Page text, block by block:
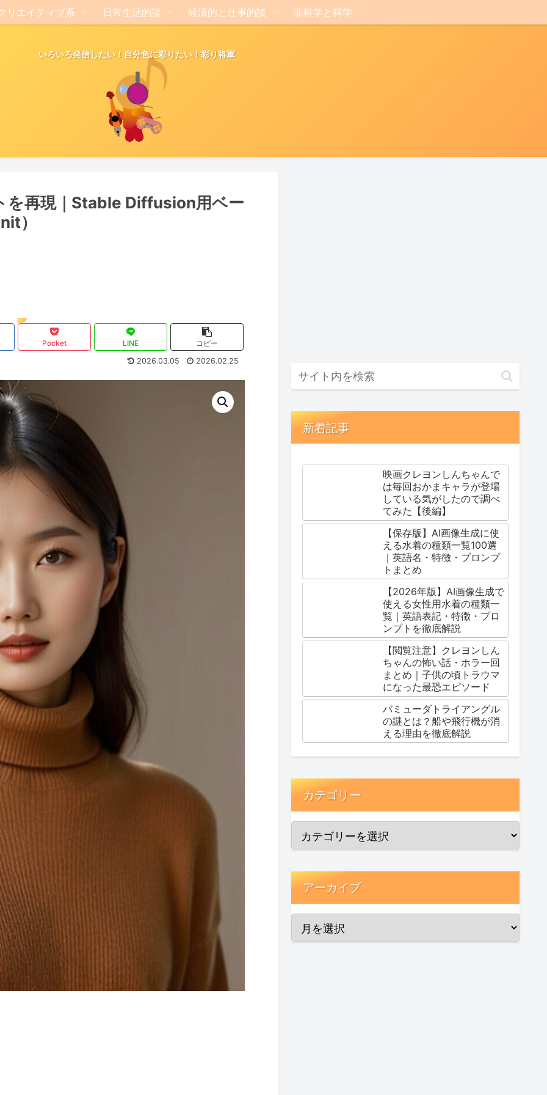
いろいろ発信したい！自分色に彩りたい！彩り将軍
リエイティブ系 日常生活的談 経済的と仕事的談 非科学と科学
を再現｜Stable Diffusion用ベー
）
Pocket LINE
コピー
2026.03.05
2026.02.25
新着記事
映画クレヨンしんちゃんで
は毎回おかまキャラが登場
している気がしたので調べ
てみた【後編】
【保存版】AI画像生成に使
える水着の種類一覧100選
｜英語名・特徴・プロンプ
トまとめ
【2026年版】AI画像生成で
使える女性用水着の種類一
覧｜英語表記・特徴・プロ
ンプトを徹底解説
【閲覧注意】クレヨンしん
ちゃんの怖い話・ホラー回
まとめ｜子供の頃トラウマ
になった最恐エピソード
バミューダトライアングル
の謎とは？船や飛行機が消
える理由を徹底解説
カテゴリー
アーカイブ